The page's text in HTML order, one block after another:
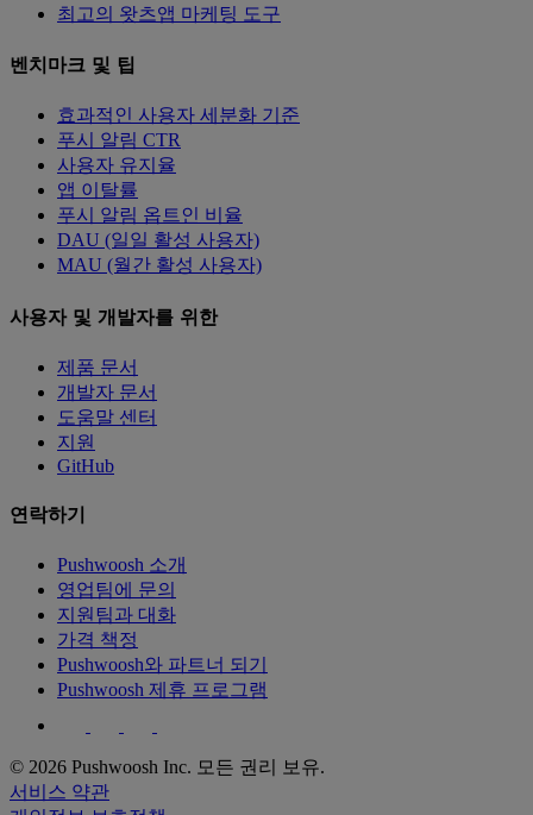
최고의 왓츠앱 마케팅 도구
벤치마크 및 팁
효과적인 사용자 세분화 기준
푸시 알림 CTR
사용자 유지율
앱 이탈률
푸시 알림 옵트인 비율
DAU (일일 활성 사용자)
MAU (월간 활성 사용자)
사용자 및 개발자를 위한
제품 문서
개발자 문서
도움말 센터
지원
GitHub
연락하기
Pushwoosh 소개
영업팀에 문의
지원팀과 대화
가격 책정
Pushwoosh와 파트너 되기
Pushwoosh 제휴 프로그램
© 2026 Pushwoosh Inc. 모든 권리 보유.
서비스 약관